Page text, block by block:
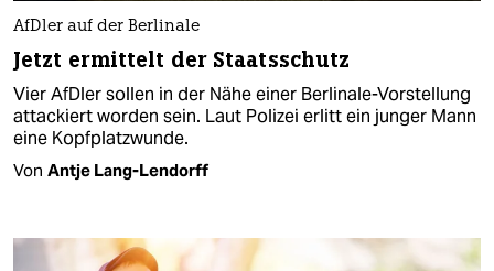
AfDler auf der Berlinale
Jetzt ermittelt der Staatsschutz
Vier AfDler sollen in der Nähe einer Berlinale-Vorstellung
attackiert worden sein. Laut Polizei erlitt ein junger Mann
eine Kopfplatzwunde.
Von Antje Lang-Lendorff